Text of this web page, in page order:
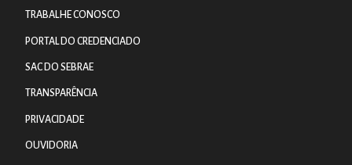
TRABALHE CONOSCO
PORTAL DO CREDENCIADO
SAC DO SEBRAE
TRANSPARÊNCIA
PRIVACIDADE
OUVIDORIA